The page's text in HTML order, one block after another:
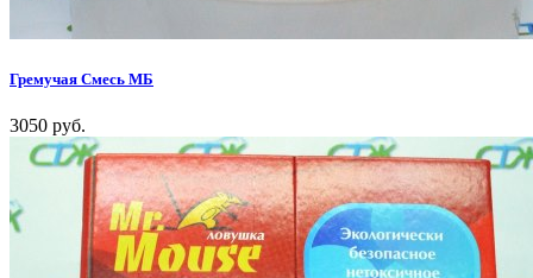
Гремучая Смесь МБ
3050 руб.